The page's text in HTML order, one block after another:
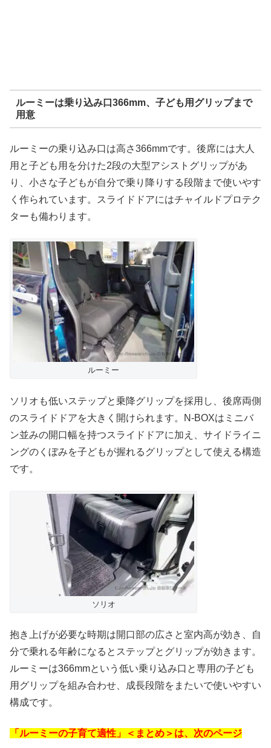
ルーミーは乗り込み口366mm、子ども用グリップまで
用意
ルーミーの乗り込み口は高さ366mmです。後席には大人
用と子ども用を分けた2段の大型アシストグリップがあ
り、小さな子どもが自分で乗り降りする段階まで使いやす
く作られています。スライドドアにはチャイルドプロテク
ターも備わります。
ルーミー
ソリオも低いステップと乗降グリップを採用し、後席両側
のスライドドアを大きく開けられます。N-BOXはミニバ
ン並みの開口幅を持つスライドドアに加え、サイドライニ
ングのくぼみを子どもが握れるグリップとして使える構造
です。
ソリオ
抱き上げが必要な時期は開口部の広さと室内高が効き、自
分で乗れる年齢になるとステップとグリップが効きます。
ルーミーは366mmという低い乗り込み口と専用の子ども
用グリップを組み合わせ、成長段階をまたいで使いやすい
構成です。
「ルーミーの子育て適性」＜まとめ＞は、次のページ